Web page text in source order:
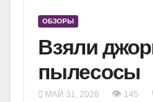
ОБЗОРЫ
Взяли
пылесосы
МАЙ 31, 2026 👁 145